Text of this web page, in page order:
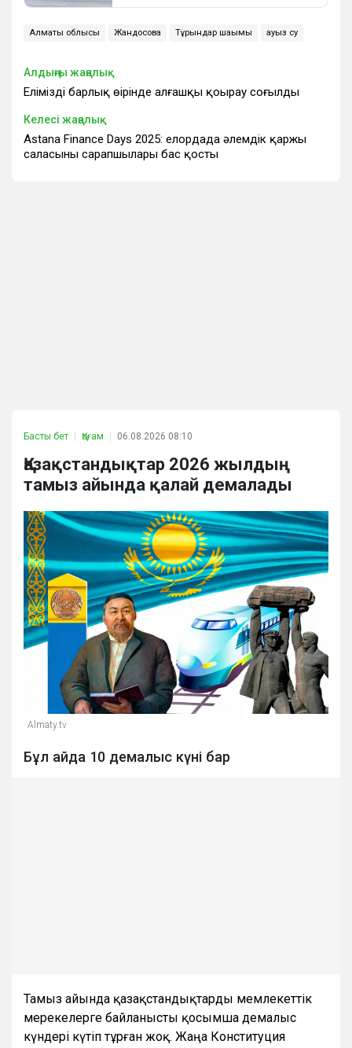
Алматы облысы Жандосова Тұрғындар шағымы ауыз су
Алдыңғы жаңалық
Еліміздің барлық өңірінде алғашқы қоңырау соғылды
Келесі жаңалық
Astana Finance Days 2025: елордада әлемдік қаржы
саласының сарапшылары бас қосты
Басты бет Қоғам 06.08.2026 08:10
Қазақстандықтар 2026 жылдың
тамыз айында қалай демалады
Almaty.tv
Бұл айда 10 демалыс күні бар
Тамыз айында қазақстандықтарды мемлекеттік
мерекелерге байланысты қосымша демалыс
күндері күтіп тұрған жоқ. Жаңа Конституция